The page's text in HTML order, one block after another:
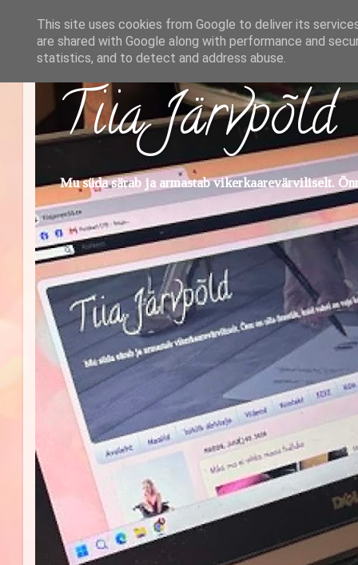
Tiia Järvpõld
Mu süda särab ja armastab vikerkaarevärviliselt.
This site uses cookies from Google to deliver its
are shared with Google along with performance and
statistics, and to detect and address abuse.